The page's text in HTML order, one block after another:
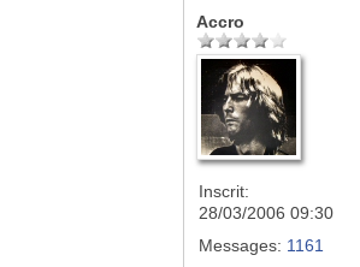
Accro
Inscrit:
28/03/2006 09:30
Messages: 1161